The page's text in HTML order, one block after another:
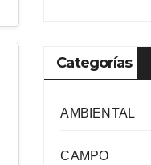
Categorías
AMBIENTAL
CAMPO